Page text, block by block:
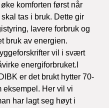
komforten først når
skal tas i bruk. Dette gir
lavere forbruk og
bruk av energien.
vil i svært
energiforbruket.I
er det brukt hytter 70-
eksempel. Her vil vi
har lagt seg høyt i